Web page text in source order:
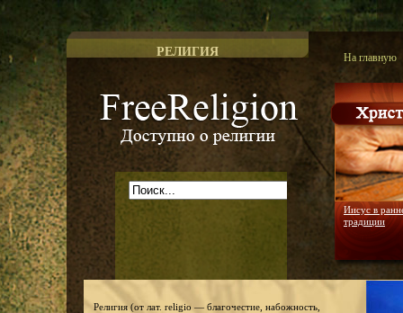
РЕЛИГИЯ На главную
Иисус в
традиции
Религия (от лат. religio — благочестие, набожность,